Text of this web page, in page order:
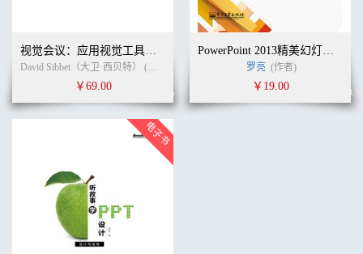
视觉会议：应用视觉工具促进团队沟通、决策与执行（典藏版）
David Sibbet（大卫·西贝特） (作者)
￥69.00
PowerPoint 2013精美幻灯片制作(含DVD光盘1张)（全彩）
罗亮 (作者)
￥19.00